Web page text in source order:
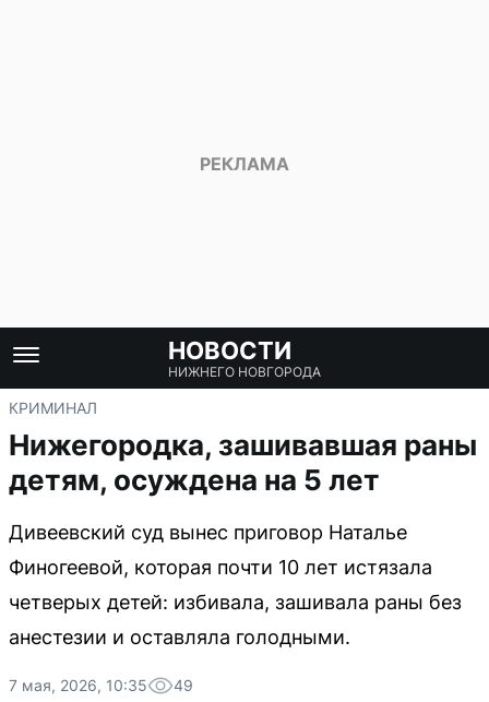
НОВОСТИ
НИЖНЕГО НОВГОРОДА
КРИМИНАЛ
Нижегородка, зашивавшая раны
детям, осуждена на 5 лет
Дивеевский суд вынес приговор Наталье
Финогеевой, которая почти 10 лет истязала
четверых детей: избивала, зашивала раны без
анестезии и оставляла голодными.
7 мая, 2026, 10:35 49